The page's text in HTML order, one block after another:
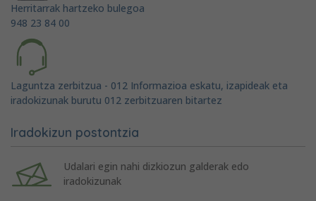
Herritarrak hartzeko bulegoa
948 23 84 00
Laguntza zerbitzua - 012 Informazioa eskatu, izapideak eta
iradokizunak burutu 012 zerbitzuaren bitartez
Iradokizun postontzia
Udalari egin nahi dizkiozun galderak edo
iradokizunak